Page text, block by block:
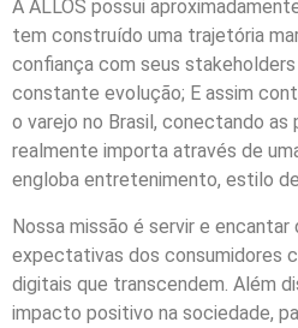
A ALLOS possui
tem construído uma trajetória
confiança com seus
constante evolução; E assim
o varejo no Brasil, conectando as
realmente importa através de
engloba entretenimento, estilo
Nossa missão é servir e encantar
expectativas dos consumidores
digitais que transcendem. Além
impacto positivo na sociedade,